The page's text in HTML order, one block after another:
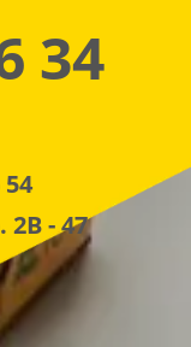
34
- 47